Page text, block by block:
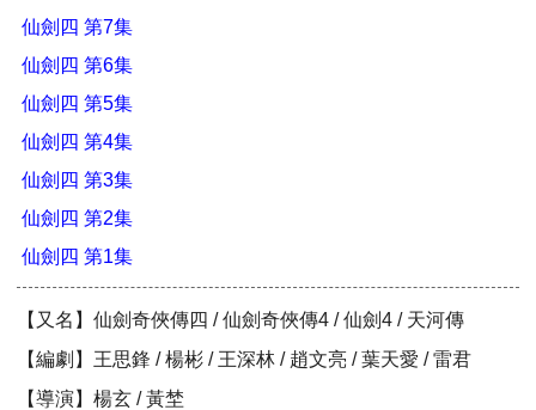
仙劍四 第7集
仙劍四 第6集
仙劍四 第5集
仙劍四 第4集
仙劍四 第3集
仙劍四 第2集
仙劍四 第1集
【又名】仙劍奇俠傳四 / 仙劍奇俠傳4‎ / 仙劍4 / 天河傳
【編劇】王思鋒 / 楊彬 / 王深林 / 趙文亮 / 葉天愛 / 雷君
【導演】楊玄 / 黃埜